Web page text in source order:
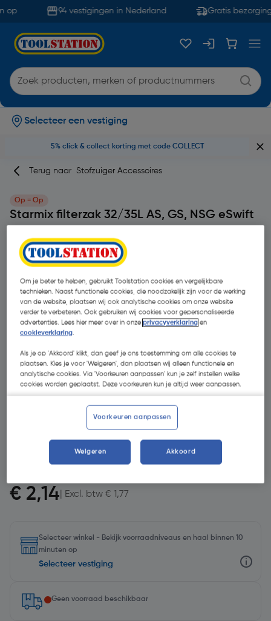
op 94 vestigingen in Nederland Gratis bezorging
Selecteer een vestiging
5% click & collect korting met code COLLECT
Terug naar Stofzuiger Accessoires
Op = Op
Starmix filterzak 32/35L AS, GS, NSG eSwift
MerkStarmix Productcode: 23274
- 49 %
€ 2,14 | Excl. btw € 1,77
Selecteer winkel - Bekijk voorraadniveaus en haal binnen 10
minuten op
Selecteer vestiging
Geen voorraad beschikbaar
Om je beter te helpen, gebruikt Toolstation cookies en vergelijkbare
technieken. Naast functionele cookies, die noodzakelijk zijn voor de werking
van de website, plaatsen wij ook analytische cookies om onze website
verder te verbeteren. Ook gebruiken wij cookies voor gepersonaliseerde
advertenties. Lees hier meer over in onzeprivacyverklaring en
cookieverklaring.
Als je op 'Akkoord' klikt, dan geef je ons toestemming om alle cookies te
plaatsen. Kies je voor 'Weigeren', dan plaatsen wij alleen functionele en
analytische cookies. Via 'Voorkeuren aanpassen' kun je zelf instellen welke
cookies worden geplaatst. Deze voorkeuren kun je altijd weer aanpassen.
Voorkeuren aanpassen
Weigeren Akkoord